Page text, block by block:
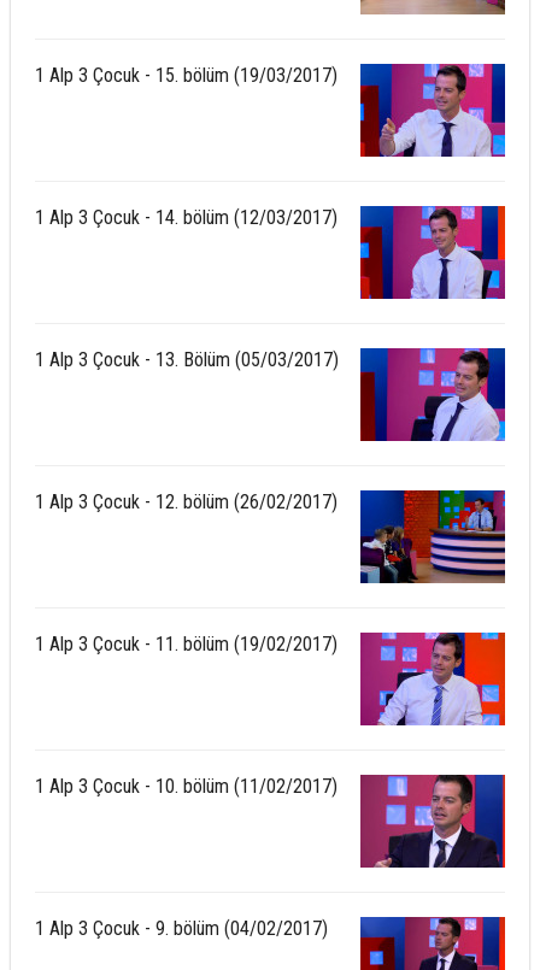
1 Alp 3 Çocuk - 15. bölüm (19/03/2017)
1 Alp 3 Çocuk - 14. bölüm (12/03/2017)
1 Alp 3 Çocuk - 13. Bölüm (05/03/2017)
1 Alp 3 Çocuk - 12. bölüm (26/02/2017)
1 Alp 3 Çocuk - 11. bölüm (19/02/2017)
1 Alp 3 Çocuk - 10. bölüm (11/02/2017)
1 Alp 3 Çocuk - 9. bölüm (04/02/2017)